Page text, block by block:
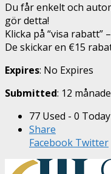
Du får enkelt och
gör detta!
Klicka på “visa rabatt”
De skickar en €15
Expires: No Expires
Submitted: 12
77 Used - 0 Today
Share
Facebook Twitter